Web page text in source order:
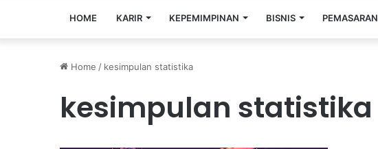
HOME KARIR KEPEMIMPINAN BISNIS PEMASARAN
Home / kesimpulan statistika
kesimpulan statistika